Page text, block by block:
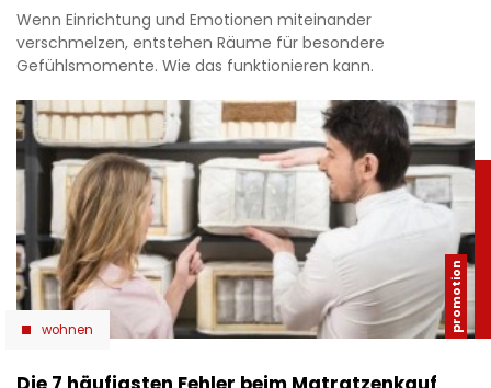
Wenn Einrichtung und Emotionen miteinander
verschmelzen, entstehen Räume für besondere
Gefühlsmomente. Wie das funktionieren kann.
wohnen